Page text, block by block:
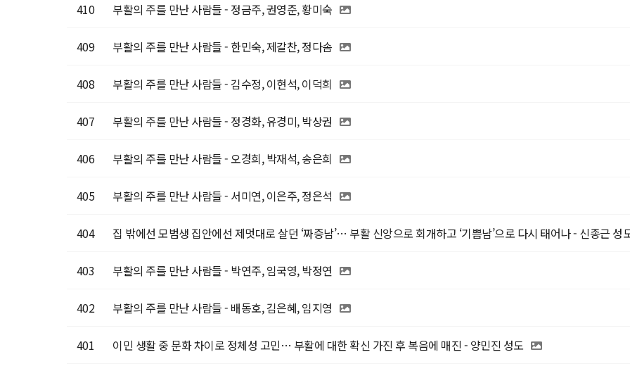
410 부활의 주를 만난 사람들 - 정금주, 권영준, 황미숙
409 부활의 주를 만난 사람들 - 한민숙, 제갈찬, 정다솜
408 부활의 주를 만난 사람들 - 김수정, 이현석, 이덕희
407 부활의 주를 만난 사람들 - 정경화, 유경미, 박상권
406 부활의 주를 만난 사람들 - 오경희, 박재석, 송은희
405 부활의 주를 만난 사람들 - 서미연, 이은주, 정은석
404 집 밖에선 모범생 집안에선 제멋대로 살던 ‘짜증남’… 부활 신앙으로 회개하고 ‘기쁨남’으로 다시 태어나 - 신종근 성
403 부활의 주를 만난 사람들 - 박연주, 임국영, 박정연
402 부활의 주를 만난 사람들 - 배동호, 김은혜, 임지영
401 이민 생활 중 문화 차이로 정체성 고민… 부활에 대한 확신 가진 후 복음에 매진 - 양민진 성도